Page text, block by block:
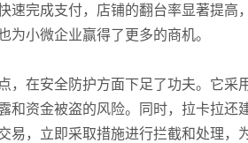
完成支付，店铺的翻台率显著提高，
小微企业赢得了更多的商机。
，在安全防护方面下足了功夫。它采
和资金被盗的风险。同时，拉卡拉还
易，立即采取措施进行拦截和处理，